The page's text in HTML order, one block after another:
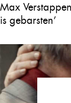
Max
is gebarsten’